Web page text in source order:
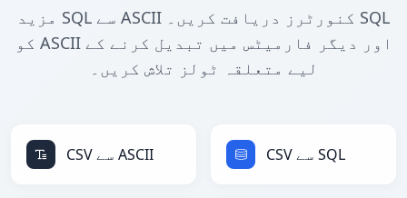
مزید SQL سے ASCII کنورٹرز دریافت کریں۔ SQL
کو ASCII اور دیگر فارمیٹس میں تبدیل کرنے کے
لیے متعلقہ ٹولز تلاش کریں۔
CSV سے ASCII CSV سے SQL